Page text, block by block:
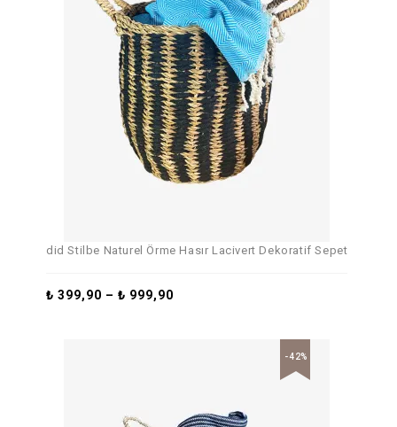
did Stilbe Naturel Örme Hasır Lacivert Dekoratif Sepet
₺ 399,90 – ₺ 999,90
-42%